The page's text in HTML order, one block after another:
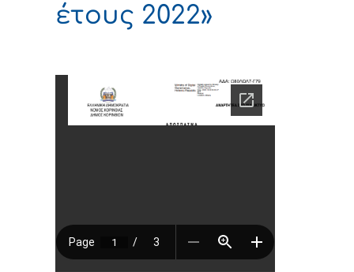
έτους 2022»